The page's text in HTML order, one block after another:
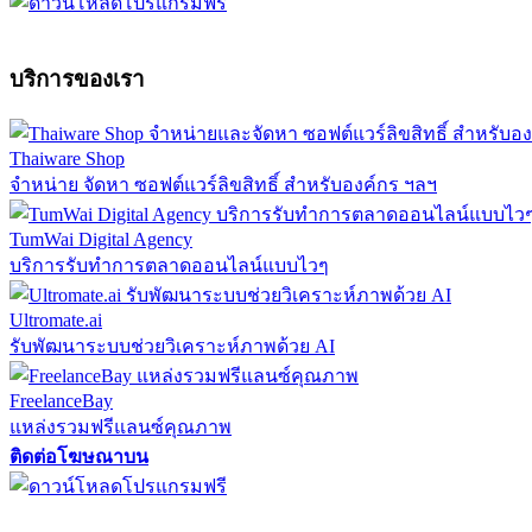
บริการของเรา
Thaiware Shop
จำหน่าย จัดหา ซอฟต์แวร์ลิขสิทธิ์ สำหรับองค์กร ฯลฯ
TumWai Digital Agency
บริการรับทำการตลาดออนไลน์แบบไวๆ
Ultromate.ai
รับพัฒนาระบบช่วยวิเคราะห์ภาพด้วย AI
FreelanceBay
แหล่งรวมฟรีแลนซ์คุณภาพ
ติดต่อโฆษณาบน